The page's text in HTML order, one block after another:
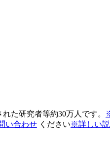
た研究者等約30万人です。
い合わせ ください※詳しい